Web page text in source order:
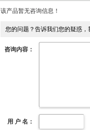
该产品暂无咨询信息！
您的问题？告诉我们您的疑惑，
咨询内容：
用 户 名：